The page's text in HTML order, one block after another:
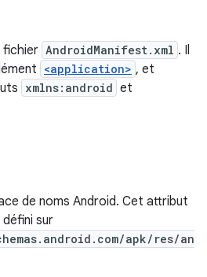
fichier AndroidManifest.xml . Il
<application> , et
xmlns:android et
de noms Android. Cet attribut
sur
apk/res/an